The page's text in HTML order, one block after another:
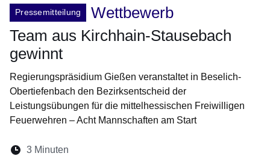
Pressemitteilung
Wettbewerb
Team aus Kirchhain-Stausebach
gewinnt
Regierungspräsidium Gießen veranstaltet in Beselich-
Obertiefenbach den Bezirksentscheid der
Leistungsübungen für die mittelhessischen Freiwilligen
Feuerwehren – Acht Mannschaften am Start
Lesedauer:
3 Minuten